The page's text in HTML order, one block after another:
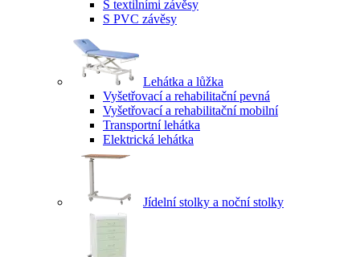
S textilními závěsy
S PVC závěsy
Lehátka a lůžka
Vyšetřovací a rehabilitační pevná
Vyšetřovací a rehabilitační mobilní
Transportní lehátka
Elektrická lehátka
Jídelní stolky a noční stolky